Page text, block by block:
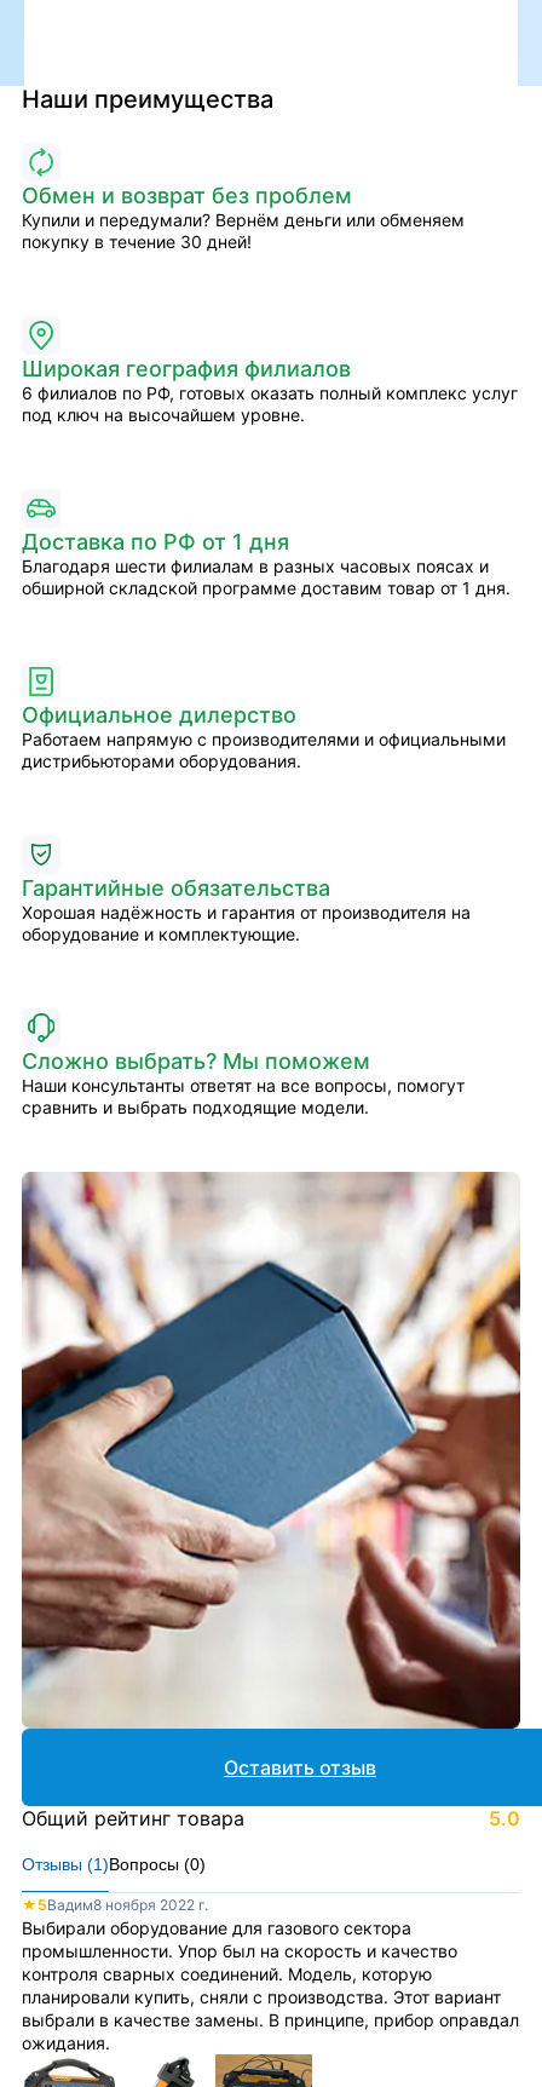
Наши преимущества
Обмен и возврат без проблем
Купили и передумали? Вернём деньги или обменяем
покупку в течение 30 дней!
Широкая география филиалов
6 филиалов по РФ, готовых оказать полный комплекс услуг
под ключ на высочайшем уровне.
Доставка по РФ от 1 дня
Благодаря шести филиалам в разных часовых поясах и
обширной складской программе доставим товар от 1 дня.
Официальное дилерство
Работаем напрямую с производителями и официальными
дистрибьюторами оборудования.
Гарантийные обязательства
Хорошая надёжность и гарантия от производителя на
оборудование и комплектующие.
Сложно выбрать? Мы поможем
Наши консультанты ответят на все вопросы, помогут
сравнить и выбрать подходящие модели.
Отзывы (1)Вопросы (0)
★ 5Вадим8 ноября 2022 г.
Выбирали оборудование для газового сектора
промышленности. Упор был на скорость и качество
контроля сварных соединений. Модель, которую
планировали купить, сняли с производства. Этот вариант
выбрали в качестве замены. В принципе, прибор оправдал
ожидания.
Оставить отзыв
Общий рейтинг товара 5.0